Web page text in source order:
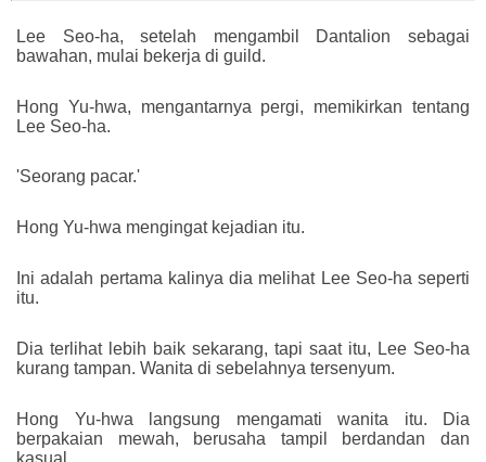
Lee Seo-ha, setelah mengambil Dantalion sebagai
bawahan, mulai bekerja di guild.
Hong Yu-hwa, mengantarnya pergi, memikirkan tentang
Lee Seo-ha.
'Seorang pacar.'
Hong Yu-hwa mengingat kejadian itu.
Ini adalah pertama kalinya dia melihat Lee Seo-ha seperti
itu.
Dia terlihat lebih baik sekarang, tapi saat itu, Lee Seo-ha
kurang tampan. Wanita di sebelahnya tersenyum.
Hong Yu-hwa langsung mengamati wanita itu. Dia
berpakaian mewah, berusaha tampil berdandan dan
kasual.